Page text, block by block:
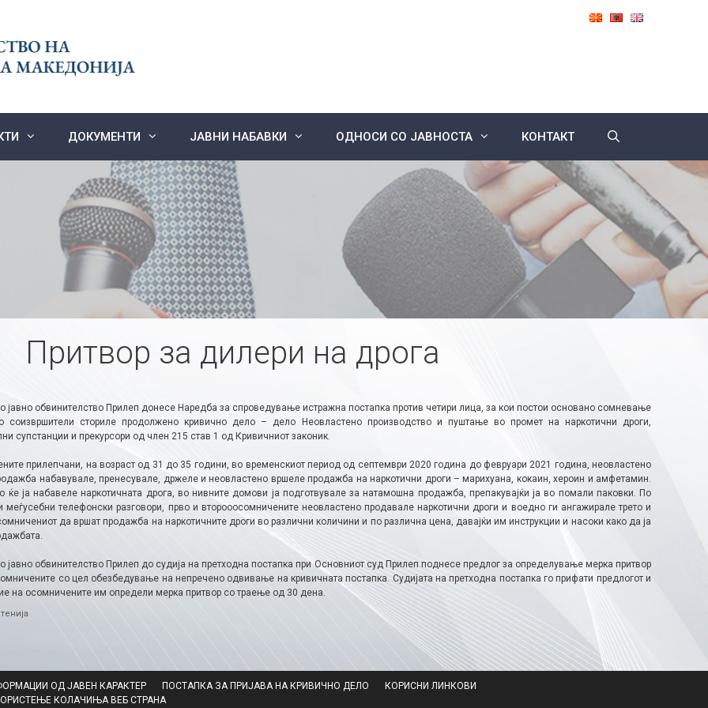
ДОКУМЕНТИ ЈАВНИ НАБАВКИ ОДНОСИ СО ЈАВНОСТА КОНТАКТ
Притвор за дилери на дрога
јавно обвинителство Прилеп донесе Наредба за спроведување истражна постапка против четири лица, за кои постои основано сомневање
соизвршители сториле продолжено кривично дело – дело Неовластено производство и пуштање во промет на наркотични дроги,
супстанции и прекурсори од член 215 став 1 од Кривичниот законик.
прилепчани, на возраст од 31 до 35 години, во временскиот период од септември 2020 година до февруари 2021 година, неовластено
набавувале, пренесувале, држеле и неовластено вршеле продажба на наркотични дроги – марихуана, кокаин, хероин и амфетамин.
ќе ја набавеле наркотичната дрога, во нивните домови ја подготвувале за натамошна продажба, препакувајќи ја во помали паковки. По
меѓусебни телефонски разговори, прво и второоосомничените неовластено продавале наркотични дроги и воедно ги ангажирале трето и
да вршат продажба на наркотичните дроги во различни количини и по различна цена, давајќи им инструкции и насоки како да ја
јавно обвинителство Прилеп до судија на претходна постапка при Основниот суд Прилеп поднесе предлог за определување мерка притвор
со цел обезбедување на непречено одвивање на кривичната постапка. Судијата на претходна постапка го прифати предлогот и
на осомничените им определи мерка притвор со траење од 30 дена.​
ОД ЈАВЕН КАРАКТЕР ПОСТАПКА ЗА ПРИЈАВА НА КРИВИЧНО ДЕЛО
КОРИСНИ ЛИНКОВИ
КОЛАЧИЊА ВЕБ СТРАНА